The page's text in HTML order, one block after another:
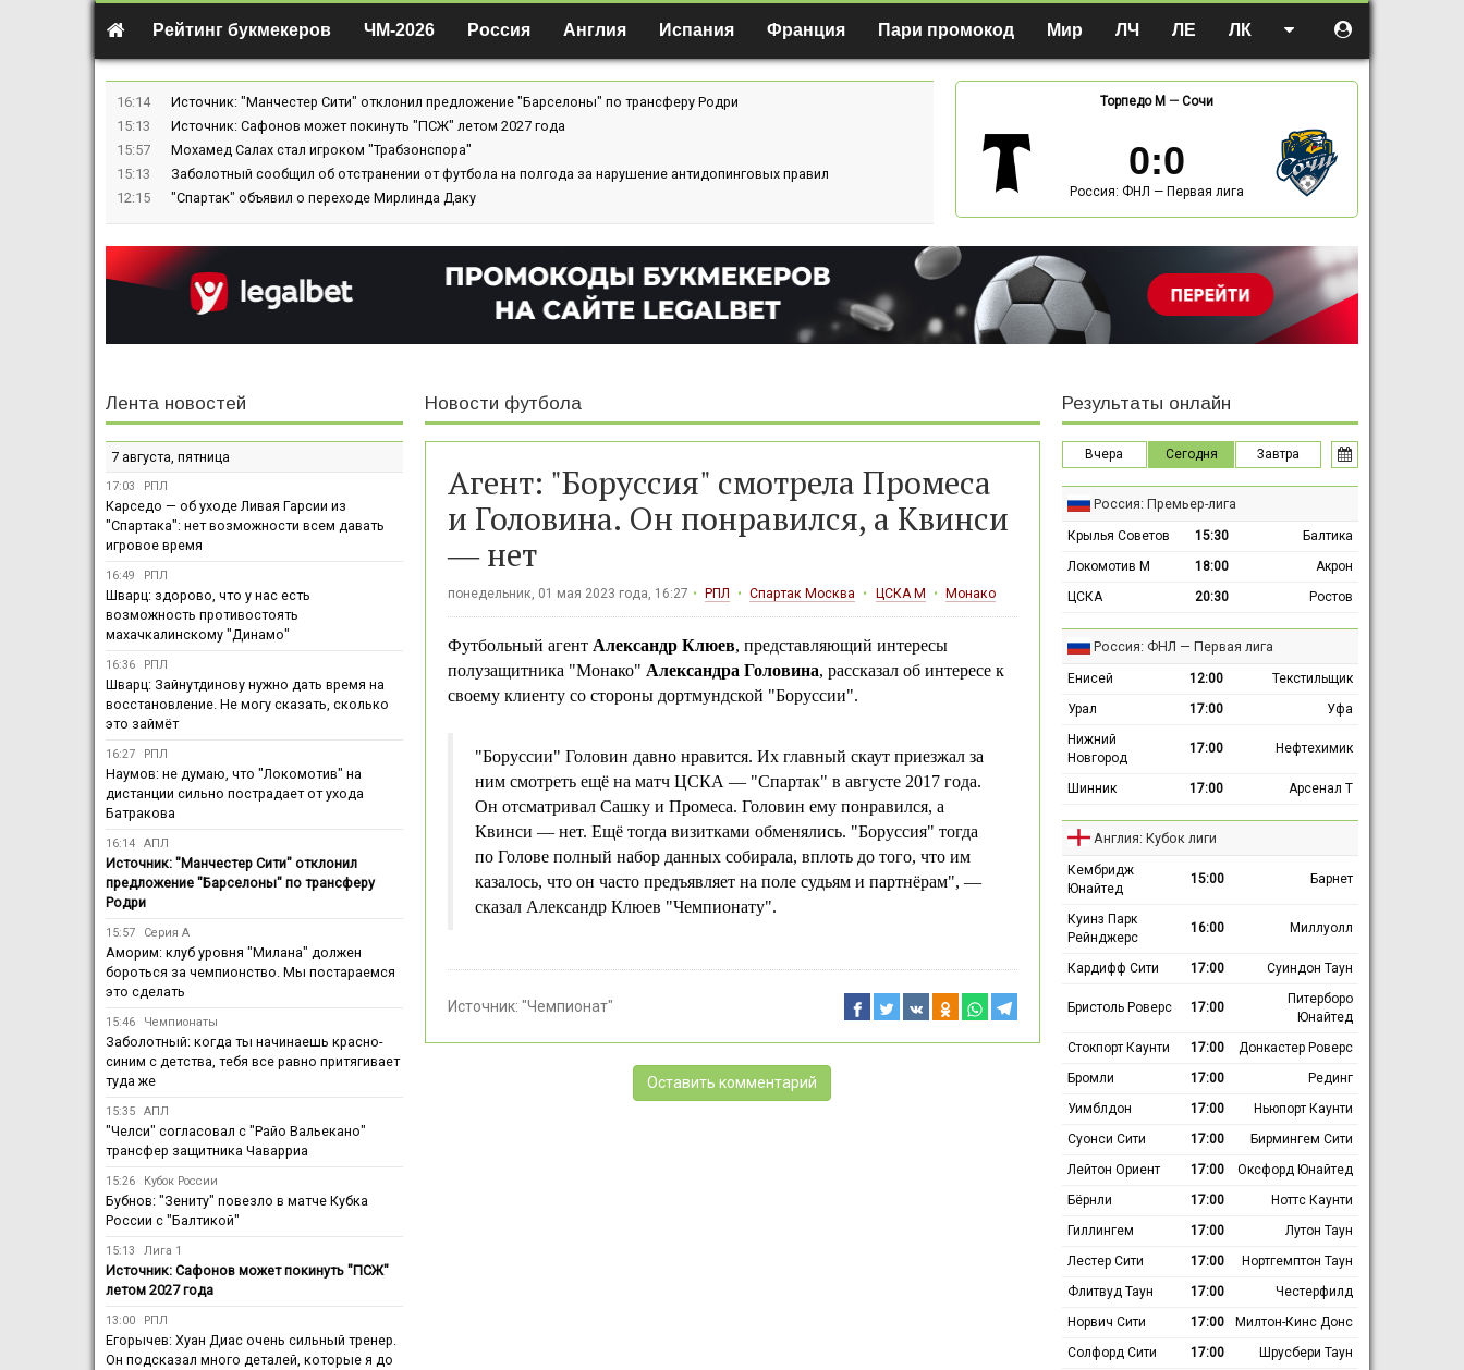
Рейтинг букмекеров ЧМ-2026 Россия Англия Испания Франция Пари промокод Мир ЛЧ ЛЕ ЛК
16:14
Источник: "Манчестер Сити" отклонил предложение "Барселоны" по трансферу Родри
15:13
Источник: Сафонов может покинуть "ПСЖ" летом 2027 года
15:57
Мохамед Салах стал игроком "Трабзонспора"
15:13
Заболотный сообщил об отстранении от футбола на полгода за нарушение антидопинговых правил
12:15
"Спартак" объявил о переходе Мирлинда Даку
Торпедо М — Сочи
0:0
Россия: ФНЛ — Первая лига
Новости футбола
Агент: "Боруссия" смотрела Промеса
и Головина. Он понравился, а Квинси
― нет
понедельник, 01 мая 2023 года, 16:27 РПЛ Спартак Москва ЦСКА М Монако
Футбольный агент Александр Клюев, представляющий интересы
полузащитника "Монако" Александра Головина, рассказал об интересе к
своему клиенту со стороны дортмундской "Боруссии".
"Боруссии" Головин давно нравится. Их главный скаут приезжал за
ним смотреть ещё на матч ЦСКА ― "Спартак" в августе 2017 года.
Он отсматривал Сашку и Промеса. Головин ему понравился, а
Квинси ― нет. Ещё тогда визитками обменялись. "Боруссия" тогда
по Голове полный набор данных собирала, вплоть до того, что им
казалось, что он часто предъявляет на поле судьям и партнёрам", —
сказал Александр Клюев "Чемпионату".
Источник: "Чемпионат"
Оставить комментарий
Лента новостей
7 августа, пятница
17:03 РПЛ
Карседо — об уходе Ливая Гарсии из
"Спартака": нет возможности всем давать
игровое время
16:49 РПЛ
Шварц: здорово, что у нас есть
возможность противостоять
махачкалинскому "Динамо"
16:36 РПЛ
Шварц: Зайнутдинову нужно дать время на
восстановление. Не могу сказать, сколько
это займёт
16:27 РПЛ
Наумов: не думаю, что "Локомотив" на
дистанции сильно пострадает от ухода
Батракова
16:14 АПЛ
Источник: "Манчестер Сити" отклонил
предложение "Барселоны" по трансферу
Родри
15:57 Серия А
Аморим: клуб уровня "Милана" должен
бороться за чемпионство. Мы постараемся
это сделать
15:46 Чемпионаты
Заболотный: когда ты начинаешь красно-
синим с детства, тебя все равно притягивает
туда же
15:35 АПЛ
"Челси" согласовал с "Райо Вальекано"
трансфер защитника Чаварриа
15:26 Кубок России
Бубнов: "Зениту" повезло в матче Кубка
России с "Балтикой"
15:13 Лига 1
Источник: Сафонов может покинуть "ПСЖ"
летом 2027 года
13:00 РПЛ
Егорычев: Хуан Диас очень сильный тренер.
Он подсказал много деталей, которые я до
Результаты онлайн
Вчера Сегодня Завтра
Россия: Премьер-лига
Крылья Советов 15:30
Балтика
Локомотив М
18:00
Акрон
ЦСКА
20:30 Ростов
Россия: ФНЛ — Первая лига
Енисей 12:00
Текстильщик
Урал
17:00
Уфа
Нижний
Новгород
17:00 Нефтехимик
Шинник 17:00 Арсенал Т
Англия: Кубок лиги
Кембридж
Юнайтед
15:00 Барнет
Куинз Парк
Рейнджерс
16:00 Миллуолл
Кардифф Сити 17:00 Суиндон Таун
Бристоль Роверс 17:00
Питерборо
Юнайтед
Стокпорт Каунти
17:00
Донкастер Роверс
Бромли
17:00
Рединг
Уимблдон
17:00
Ньюпорт Каунти
Суонси Сити
17:00
Бирмингем Сити
Лейтон Ориент
17:00
Оксфорд Юнайтед
Бёрнли
17:00
Ноттс Каунти
Гиллингем
17:00
Лутон Таун
Лестер Сити
17:00
Нортгемптон Таун
Флитвуд Таун
17:00
Честерфилд
Норвич Сити
17:00
Милтон-Кинс Донс
Солфорд Сити
17:00
Шрусбери Таун